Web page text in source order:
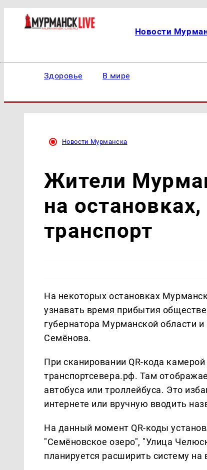
Новости
Здоровье В мире
Новости Мурманска
Жители
на
транспорт
На некоторых остановках
узнавать время прибытия
губернатора Мурманской области
Семёнова.
При сканировании QR-кода
транспортсевера.рф. Там
автобуса или троллейбуса. Это
интернете или вручную вводить
На данный момент QR-коды
"Семёновское озеро", "Улица
планируется расширить систему на